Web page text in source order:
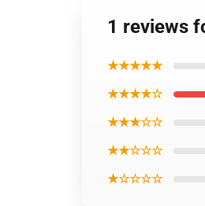
1 reviews
★★★★★
★★★★☆
★★★☆☆
★★☆☆☆
★☆☆☆☆